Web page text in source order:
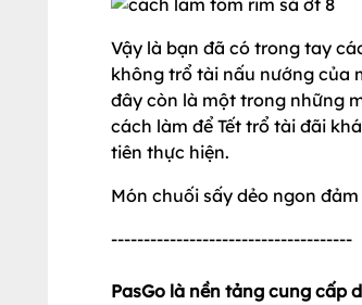
Vậy là bạn đã có trong tay
không trổ tài nấu nướng của
đây còn là một trong những
cách làm để Tết trổ tài đãi
tiên thực hiện.
Món chuối sấy dẻo ngon
-------------------------------------
PasGo là nền tảng cung cấp